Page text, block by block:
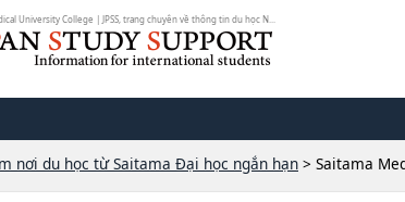
University College | JPSS, trang chuyên về thông tin du học N...
nơi du học từ Saitama Đại học ngắn hạn > Saitama